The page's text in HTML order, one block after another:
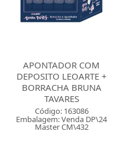
APONTADOR COM
DEPOSITO LEOARTE +
BORRACHA BRUNA
TAVARES
Código: 163086
Embalagem: Venda DP\24
Master CM\432